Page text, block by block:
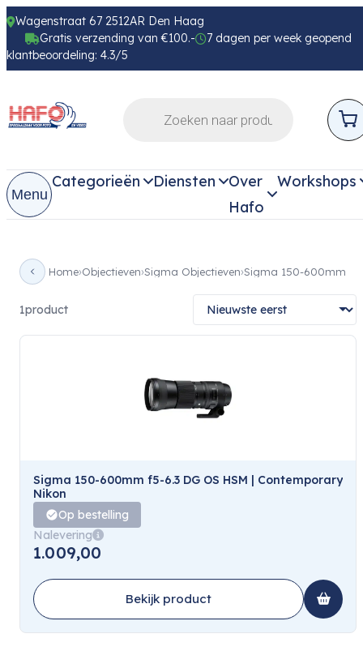
Wagenstraat 67 2512AR Den Haag
Gratis verzending van €100.-
7 dagen per week geopend
klantbeoordeling: 4.3/5
Menu
Categorieën Diensten
Over
Hafo
Workshops
Home Objectieven Sigma Objectieven Sigma 150-600mm
1product
Sigma 150-600mm f5-6.3 DG OS HSM | Contemporary
Nikon
Op bestelling
Nalevering
1.009,00
Bekijk product